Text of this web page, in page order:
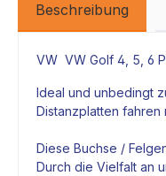
Beschreibung
VW VW Golf 4, 5, 6
Ideal und unbedingt
Distanzplatten fahren
Diese Buchse /
Durch die Vielfalt an